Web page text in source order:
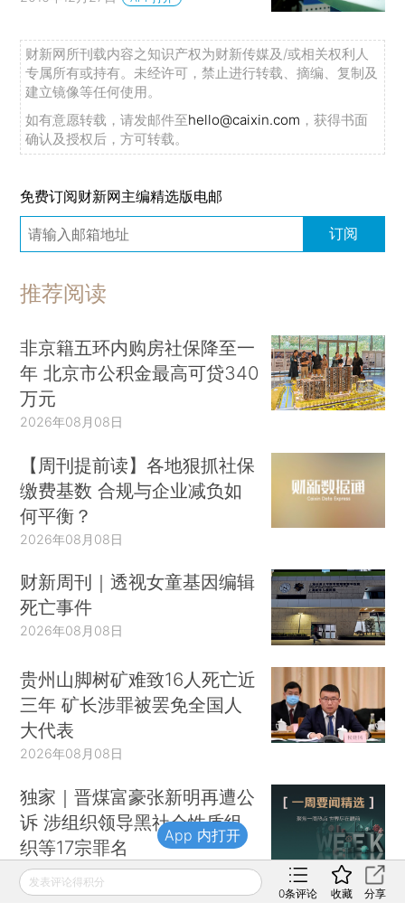
财新网所刊载内容之知识产权为财新传媒及/或相关权利人
专属所有或持有。未经许可，禁止进行转载、摘编、复制及
建立镜像等任何使用。
如有意愿转载，请发邮件至hello@caixin.com ，获得书面
确认及授权后，方可转载。
免费订阅财新网主编精选版电邮
订阅
推荐阅读
非京籍五环内购房社保降至一
年 北京市公积金最高可贷340
万元
2026年08月08日
【周刊提前读】各地狠抓社保
缴费基数 合规与企业减负如
何平衡？
2026年08月08日
财新周刊｜透视女童基因编辑
死亡事件
2026年08月08日
贵州山脚树矿难致16人死亡近
三年 矿长涉罪被罢免全国人
大代表
2026年08月08日
独家｜晋煤富豪张新明再遭公
诉 涉组织领导黑社会性质组
织等17宗罪名
2026年08月08日
发表评论得积分
0条评论 收藏 分享
App 内打开